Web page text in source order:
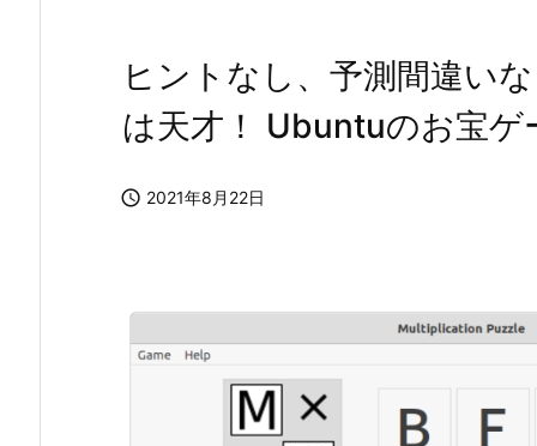
ヒントなし、予測間違い
は天才！ Ubuntuのお宝
 2021年8月22日